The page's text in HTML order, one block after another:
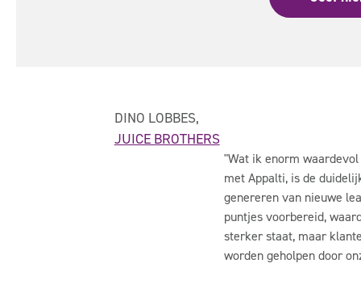
DINO LOBBES,
JUICE BROTHERS
"Wat ik enorm
met Appalti, is de
genereren van nieuwe
puntjes voorbereid,
sterker staat, maar
worden geholpen door